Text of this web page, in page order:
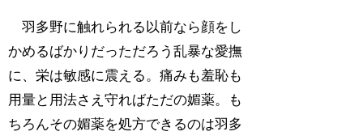
羽多野に触れられる以前なら顔をし
かめるばかりだっただろう乱暴な愛撫
に、栄は敏感に震える。痛みも羞恥も
用量と用法さえ守ればただの媚薬。も
ちろんその媚薬を処方できるのは羽多